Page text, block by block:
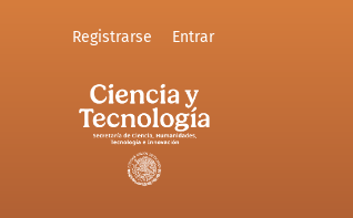
Registrarse Entrar